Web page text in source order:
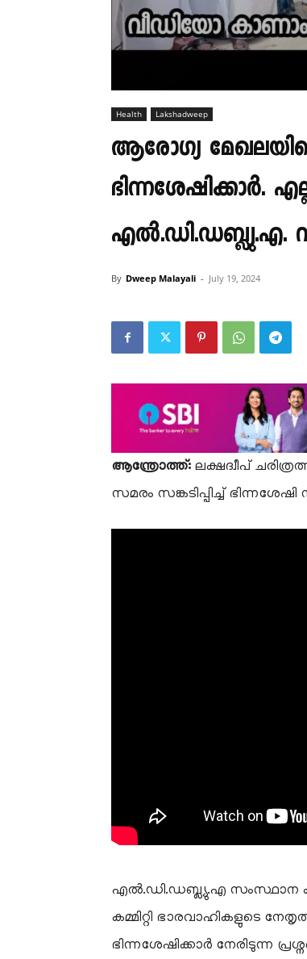
Health Lakshadweep
ആരോഗ്യ
ഭിന്നശേഷിക്കാർ.
എൽ.ഡി.ഡബ്ല്യു.എ.
By Dweep Malayali - July 19, 2024
ആന്ത്രോത്ത്:ലക്ഷദ്വീപ്
സമരം സങ്കടിപ്പിച്ച്
എൽ.ഡി.ഡബ്ല്യു.എ സംസ്ഥാന
കമ്മിറ്റി ഭാരവാഹികളുടെ
ഭിന്നശേഷിക്കാർ നേരിടുന്ന